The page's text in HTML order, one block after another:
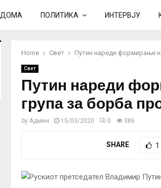
ДОМА ПОЛИТИКА ИНТЕРВЈУ
Home Свет Путин нареди формирање
Свет
Путин нареди
група за борба
by Админ 15/03/2020 0 386
SHARE 1